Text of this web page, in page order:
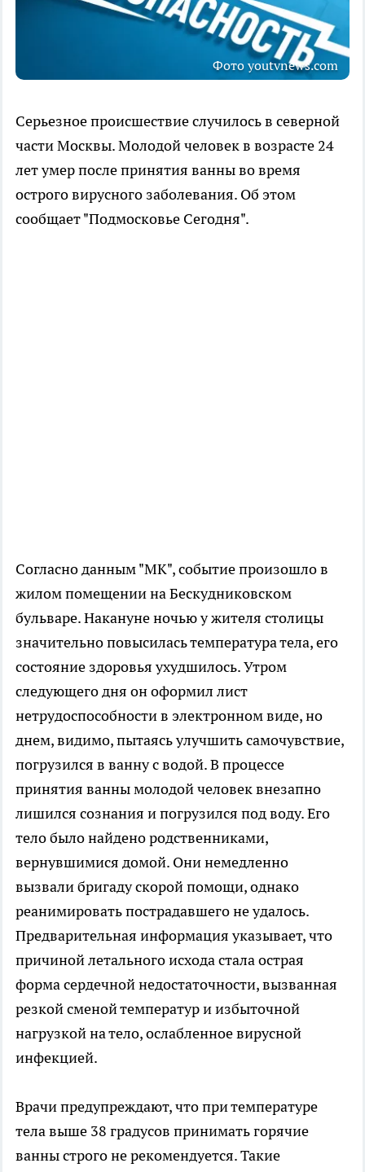
Фото youtvnews.com
Серьезное происшествие случилось в северной
части Москвы. Молодой человек в возрасте 24
лет умер после принятия ванны во время
острого вирусного заболевания. Об этом
сообщает "Подмосковье Сегодня".
Согласно данным "МК", событие произошло в
жилом помещении на Бескудниковском
бульваре. Накануне ночью у жителя столицы
значительно повысилась температура тела, его
состояние здоровья ухудшилось. Утром
следующего дня он оформил лист
нетрудоспособности в электронном виде, но
днем, видимо, пытаясь улучшить самочувствие,
погрузился в ванну с водой. В процессе
принятия ванны молодой человек внезапно
лишился сознания и погрузился под воду. Его
тело было найдено родственниками,
вернувшимися домой. Они немедленно
вызвали бригаду скорой помощи, однако
реанимировать пострадавшего не удалось.
Предварительная информация указывает, что
причиной летального исхода стала острая
форма сердечной недостаточности, вызванная
резкой сменой температур и избыточной
нагрузкой на тело, ослабленное вирусной
инфекцией.
Врачи предупреждают, что при температуре
тела выше 38 градусов принимать горячие
ванны строго не рекомендуется. Такие